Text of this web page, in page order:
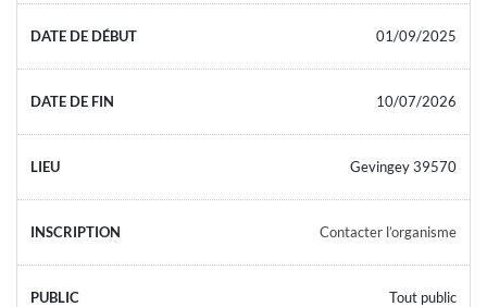
01/09/2025
10/07/2026
Gevingey 39570
Contacter l’organisme
Tout public